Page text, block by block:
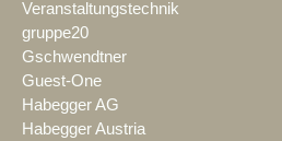
Veranstaltungstechnik
gruppe20
Gschwendtner
Guest-One
Habegger AG
Habegger Austria